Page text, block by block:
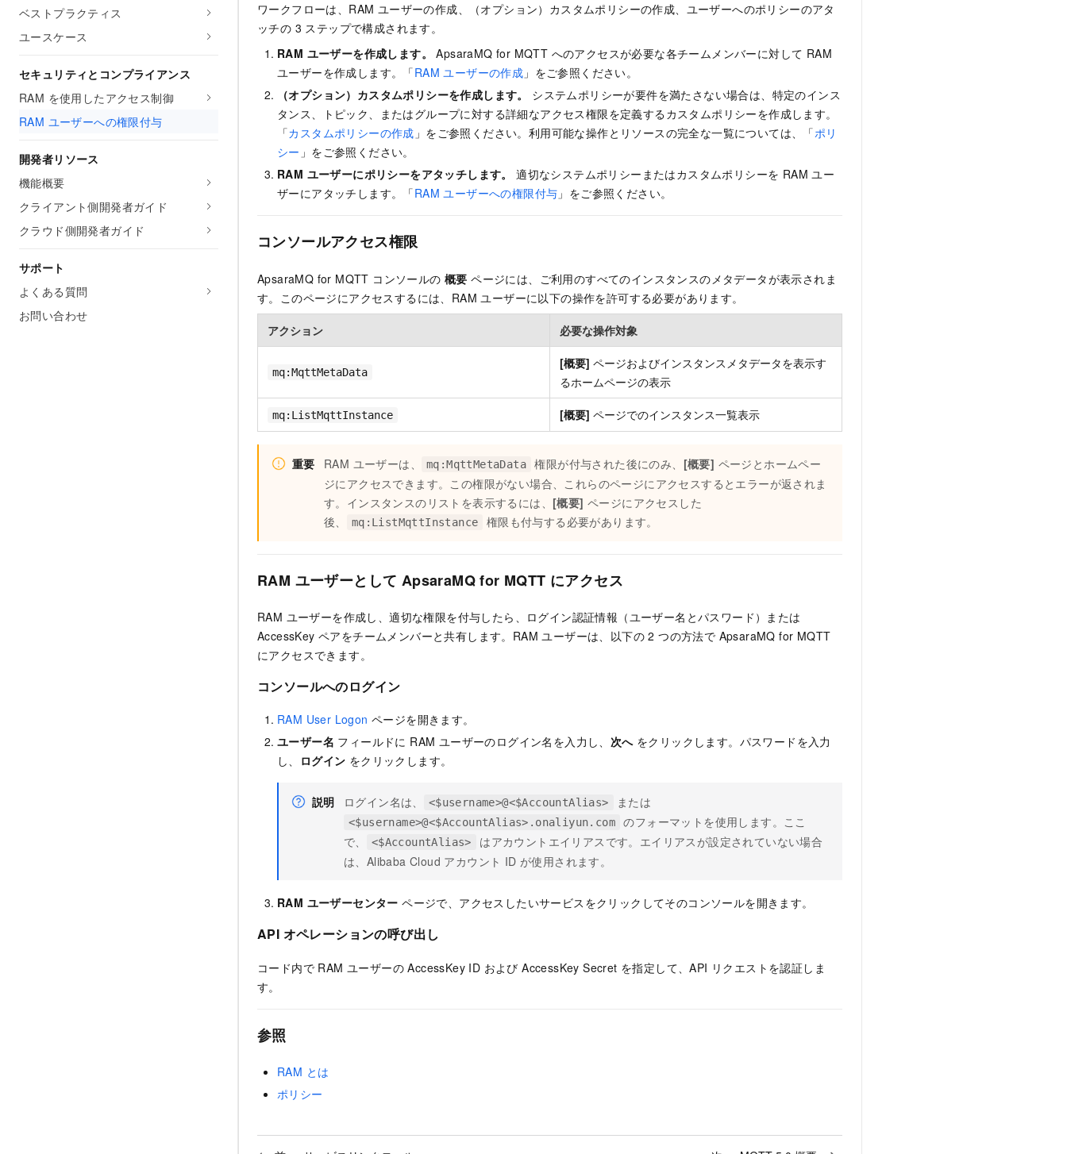
ベストプラクティス
ユースケース
セキュリティとコンプライアンス
RAM を使用したアクセス制御
RAM ユーザーへの権限付与
開発者リソース
機能概要
クライアント側開発者ガイド
クラウド側開発者ガイド
サポート
よくある質問
お問い合わせ
ワークフローは、RAM ユーザーの作成、（オプション）カスタムポリシーの作成、ユーザーへのポリシーのアタ
ッチの 3 ステップで構成されます。
RAM ユーザーを作成します。
ApsaraMQ for MQTT へのアクセスが必要な各チームメンバーに対して RAM
ユーザーを作成します。「RAM ユーザーの作成 」をご参照ください。
（オプション）カスタムポリシーを作成します。
システムポリシーが要件を満たさない場合は、特定のインス
タンス、トピック、またはグループに対する詳細なアクセス権限を定義するカスタムポリシーを作成します。
「カスタムポリシーの作成 」をご参照ください。利用可能な操作とリソースの完全な一覧については、「ポリ
シー 」をご参照ください。
RAM ユーザーにポリシーをアタッチします。
適切なシステムポリシーまたはカスタムポリシーを RAM ユー
ザーにアタッチします。「RAM ユーザーへの権限付与 」をご参照ください。
コンソールアクセス権限
ApsaraMQ for MQTT コンソールの 概要 ページには、ご利用のすべてのインスタンスのメタデータが表示されま
す。このページにアクセスするには、RAM ユーザーに以下の操作を許可する必要があります。
アクション 必要な操作対象
mq:MqttMetaData
[概要] ページおよびインスタンスメタデータを表示す
るホームページの表示
mq:ListMqttInstance [概要] ページでのインスタンス一覧表示
重要 RAM ユーザーは、 mq:MqttMetaData 権限が付与された後にのみ、 [概要] ページとホームペー
ジにアクセスできます。この権限がない場合、これらのページにアクセスするとエラーが返されま
す。インスタンスのリストを表示するには、 [概要] ページにアクセスした
後、
mq:ListMqttInstance 権限も付与する必要があります。
RAM ユーザーとして ApsaraMQ for MQTT にアクセス
RAM ユーザーを作成し、適切な権限を付与したら、ログイン認証情報（ユーザー名とパスワード）または
AccessKey ペアをチームメンバーと共有します。RAM ユーザーは、以下の 2 つの方法で ApsaraMQ for MQTT
にアクセスできます。
コンソールへのログイン
RAM User Logon ページを開きます。
ユーザー名 フィールドに RAM ユーザーのログイン名を入力し、 次へをクリックします。パスワードを入力
し、
ログイン をクリックします。
説明 ログイン名は、 <$username>@<$AccountAlias> または
<$username>@<$AccountAlias>.onaliyun.com
のフォーマットを使用します。ここ
で、
<$AccountAlias>
はアカウントエイリアスです。エイリアスが設定されていない場合
は、Alibaba Cloud アカウント ID が使用されます。
RAM ユーザーセンター ページで、アクセスしたいサービスをクリックしてそのコンソールを開きます。
API オペレーションの呼び出し
コード内で RAM ユーザーの AccessKey ID および AccessKey Secret を指定して、API リクエストを認証しま
す。
参照
RAM とは
ポリシー